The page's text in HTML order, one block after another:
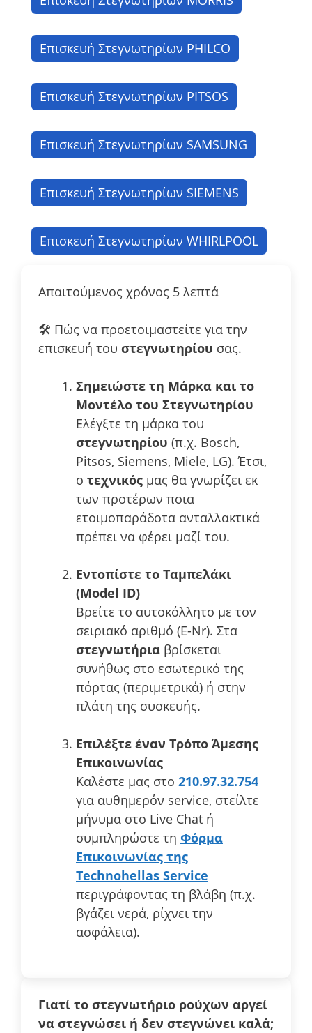
Επισκευή Στεγνωτηρίων PHILCO
Επισκευή Στεγνωτηρίων PITSOS
Επισκευή Στεγνωτηρίων SAMSUNG
Επισκευή Στεγνωτηρίων SIEMENS
Επισκευή Στεγνωτηρίων WHIRLPOOL
Απαιτούμενος χρόνος 5 λεπτά
🛠️ Πώς να προετοιμαστείτε για την
επισκευή του στεγνωτηρίου σας.
Σημειώστε τη Μάρκα και το
Μοντέλο του Στεγνωτηρίου
Ελέγξτε τη μάρκα του
στεγνωτηρίου (π.χ. Bosch,
Pitsos, Siemens, Miele, LG). Έτσι,
ο τεχνικός μας θα γνωρίζει εκ
των προτέρων ποια
ετοιμοπαράδοτα ανταλλακτικά
πρέπει να φέρει μαζί του.
Εντοπίστε το Ταμπελάκι
(Model ID)
Βρείτε το αυτοκόλλητο με τον
σειριακό αριθμό (E-Nr). Στα
στεγνωτήρια βρίσκεται
συνήθως στο εσωτερικό της
πόρτας (περιμετρικά) ή στην
πλάτη της συσκευής.
Επιλέξτε έναν Τρόπο Άμεσης
Επικοινωνίας
Καλέστε μας στο 210.97.32.754
για αυθημερόν service, στείλτε
μήνυμα στο Live Chat ή
συμπληρώστε τη Φόρμα
Επικοινωνίας της
Technohellas Service
περιγράφοντας τη βλάβη (π.χ.
βγάζει νερά, ρίχνει την
ασφάλεια).
Γιατί το στεγνωτήριο ρούχων αργεί
να στεγνώσει ή δεν στεγνώνει καλά;